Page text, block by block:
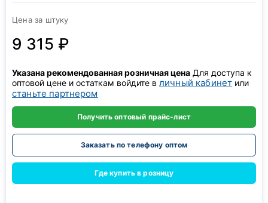
Цена за штуку
9 315 ₽
Указана рекомендованная розничная цена Для доступа к
оптовой цене и остаткам войдите в личный кабинет или
станьте партнером
Получить оптовый прайс-лист
Заказать по телефону оптом
Где купить в розницу